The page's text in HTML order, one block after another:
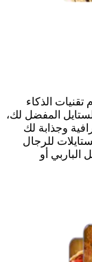
الذكاء
المفضل لك،
وجذابة لك
للرجال
الباربي أو